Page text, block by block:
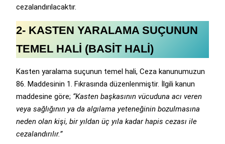
cezalandırılacaktır.
2- KASTEN YARALAMA SUÇUNUN
TEMEL HALİ (BASİT HALİ)
Kasten yaralama suçunun temel hali, Ceza kanunumuzun
86. Maddesinin 1. Fıkrasında düzenlenmiştir. İlgili kanun
maddesine göre; “Kasten başkasının vücuduna acı veren
veya sağlığının ya da algılama yeteneğinin bozulmasına
neden olan kişi, bir yıldan üç yıla kadar hapis cezası ile
cezalandırılır.”